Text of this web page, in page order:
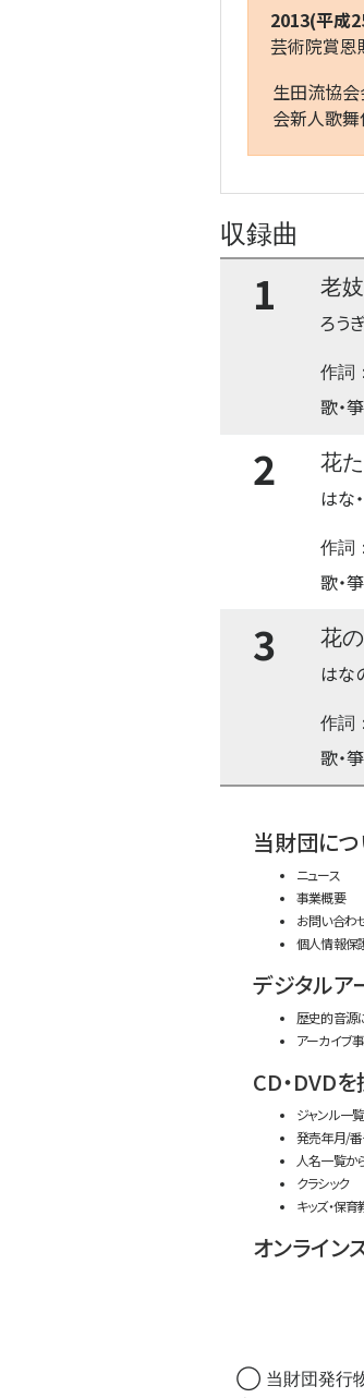
2013(平成
芸術院賞恩
生田流協会
会新人歌舞
収録曲
1
老
ろう
作詞：
歌・
2
花
はな
作詞：
歌・
3
花
はな
作詞：
歌・
当財団につ
ニュース
事業概要
お問い合わ
個人情報保
デジタルア
歴史的音源
アーカイブ
CD・DVD
ジャンル一
発売年月/
人名一覧か
クラシック
キッズ・保
オンライン
◯ 当財団発行